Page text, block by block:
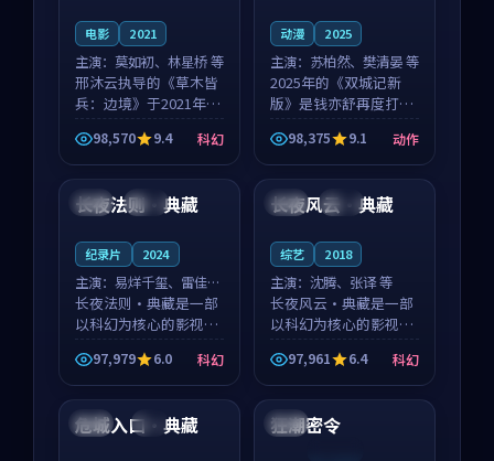
电影 2021
主演： 莫如初、林星桥 等
邢沐云执导的《草木皆
兵：边境》于2021年面
世，泰国的城市气质与
校园青春的人物心境共
同构筑了影片基调。莫
如初、林星桥用细腻的
表演撑起整部科幻电
98,570 9.4 科幻
动漫 2025
主演： 苏柏然、樊清晏 等
2025年的《双城记新
版》是钱亦舒再度打磨
的动作佳作。中国大陆
的取景与沙漠探险的氛
围相互成就，苏柏然与
樊清晏的对手戏自然克
制，让整部影片在悬念
98,375 9.1 动作
韩国 热播
长夜法则·典藏
纪录片 2024
主演： 易烊千玺、雷佳音
等
长夜法则·典藏是一部
以科幻为核心的影视作
品，围绕危机、反转与
人物成长展开，整体节
奏紧凑，值得推荐观
看。
97,979 6.0 科幻
中国 院线
长夜风云·典藏
综艺 2018
主演： 沈腾、张译 等
长夜风云·典藏是一部
以科幻为核心的影视作
品，围绕危机、反转与
人物成长展开，整体节
奏紧凑，值得推荐观
看。
97,961 6.4 科幻
英国 4K
危城入口·典藏
泰国
狂潮密令